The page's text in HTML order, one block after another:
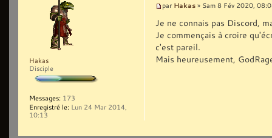
par Hakas » Sam 8 Fév 2020,
Je ne connais pas Discord,
Je commençais à croire
c'est pareil.
Mais heureusement,
Hakas
Disciple
Messages: 173
Enregistré le: Lun 24 Mar 2014,
10:13